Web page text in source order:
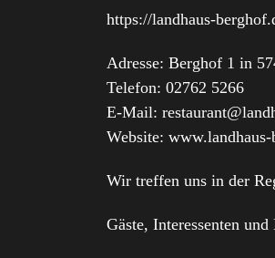
https://landhaus-
Adresse: Berghof 1 in
Telefon: 02762 5266
E-Mail:
Website:
Wir treffen uns in der
Gäste, Interessenten